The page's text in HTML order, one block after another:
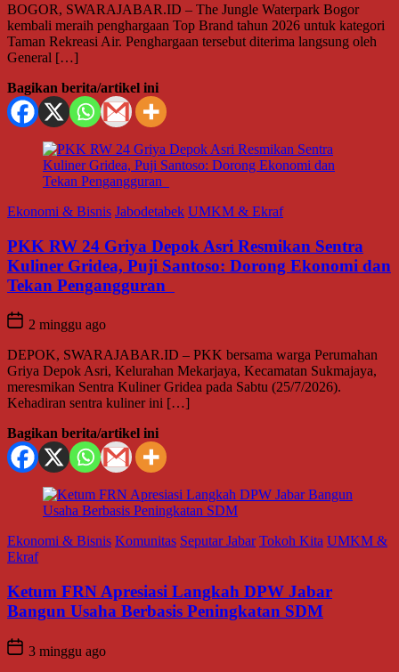
BOGOR, SWARAJABAR.ID – The Jungle Waterpark Bogor
kembali meraih penghargaan Top Brand tahun 2026 untuk kategori
Taman Rekreasi Air. Penghargaan tersebut diterima langsung oleh
General […]
Bagikan berita/artikel ini
Ekonomi & Bisnis Jabodetabek UMKM & Ekraf
PKK RW 24 Griya Depok Asri Resmikan Sentra
Kuliner Gridea, Puji Santoso: Dorong Ekonomi dan
Tekan Pengangguran
2 minggu ago
DEPOK, SWARAJABAR.ID – PKK bersama warga Perumahan
Griya Depok Asri, Kelurahan Mekarjaya, Kecamatan Sukmajaya,
meresmikan Sentra Kuliner Gridea pada Sabtu (25/7/2026).
Kehadiran sentra kuliner ini […]
Bagikan berita/artikel ini
Ekonomi & Bisnis Komunitas Seputar Jabar Tokoh Kita UMKM &
Ekraf
Ketum FRN Apresiasi Langkah DPW Jabar
Bangun Usaha Berbasis Peningkatan SDM
3 minggu ago